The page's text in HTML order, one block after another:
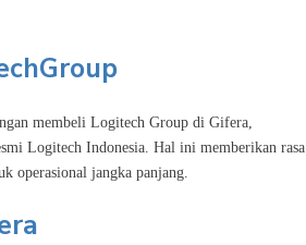
membeli Logitech Group di Gifera,
Logitech Indonesia. Hal ini memberikan rasa
operasional jangka panjang.